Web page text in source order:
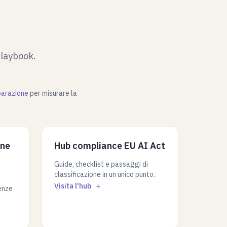
per misurare la
Hub compliance EU AI Act
Guide, checklist e passaggi di
classificazione in un unico punto.
Visita l'hub